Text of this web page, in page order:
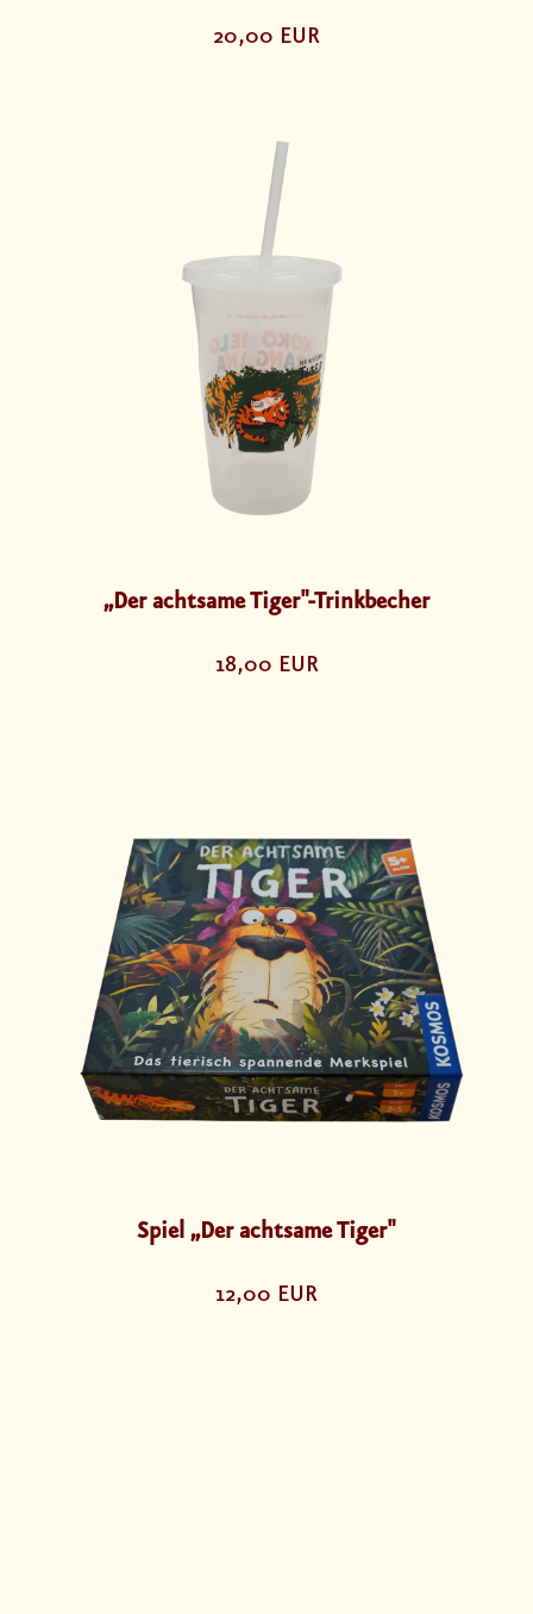
20,00 EUR
„Der achtsame Tiger"-Trinkbecher
18,00 EUR
Spiel „Der achtsame Tiger"
12,00 EUR